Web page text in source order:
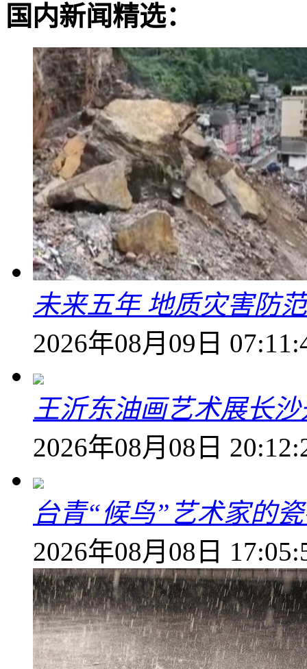
国内新闻精选：
未来五年 地质灾害防
2026年08月09日
王沂东油画艺术展长
2026年08月08日
台青“候鸟”艺术家的
2026年08月08日